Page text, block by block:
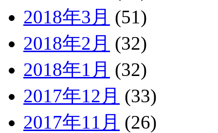
2018年3月 (51)
2018年2月 (32)
2018年1月 (32)
2017年12月 (33)
2017年11月 (26)